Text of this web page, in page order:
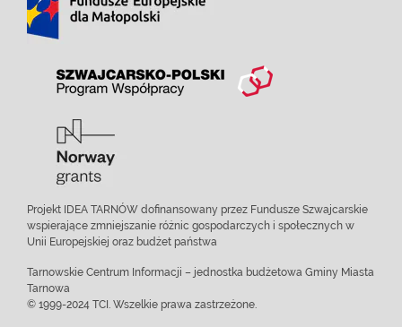
Projekt IDEA TARNÓW dofinansowany przez Fundusze Szwajcarskie
wspierające zmniejszanie różnic gospodarczych i społecznych w
Unii Europejskiej oraz budżet państwa
Tarnowskie Centrum Informacji – jednostka budżetowa Gminy Miasta
Tarnowa
© 1999-2024 TCI. Wszelkie prawa zastrzeżone.